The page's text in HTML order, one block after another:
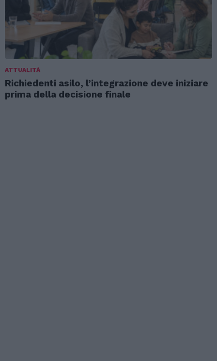
ATTUALITÀ
Richiedenti asilo, l’integrazione deve iniziare
prima della decisione finale